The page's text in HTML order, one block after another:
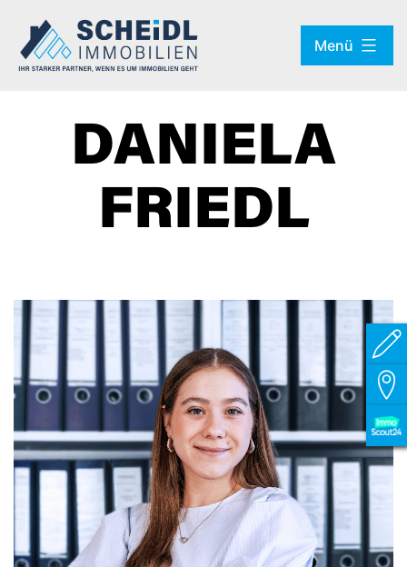
Inhalt
springen
Menü
DANIELA
FRIEDL